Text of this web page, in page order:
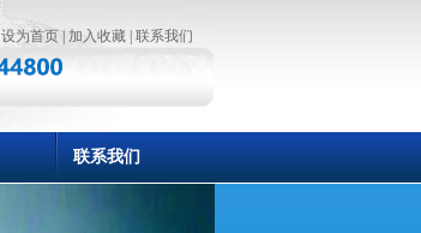
设为首页| 加入收藏 联系我们
联系我们